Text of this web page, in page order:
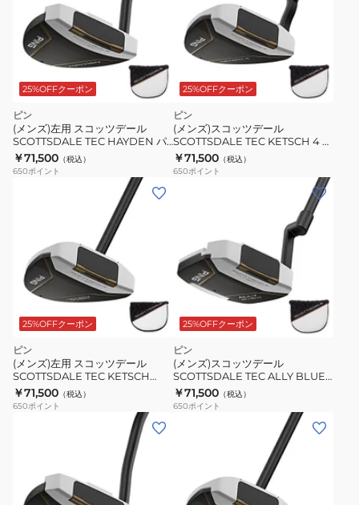
25%OFFクーポン
ピン
(メンズ)左用 スコッツデール
SCOTTSDALE TEC HAYDEN パ
ター(ロフト3度)オリジナルシャフ
ト
￥71,500 （税込）
650ポイント
25%OFFクーポン
ピン
(メンズ)スコッツデール
SCOTTSDALE TEC KETSCH 4 パ
ター(ロフト3度)オリジナルシャフ
ト
￥71,500 （税込）
650ポイント
25%OFFクーポン
ピン
(メンズ)左用 スコッツデール
SCOTTSDALE TEC KETSCH
ONSET パター(ロフト3度)オリジ
ナルシャフト
￥71,500 （税込）
650ポイント
25%OFFクーポン
ピン
(メンズ)スコッツデール
SCOTTSDALE TEC ALLY BLUE
H CB パター(ロフト3度)オリジナ
ルシャフト
￥71,500 （税込）
650ポイント